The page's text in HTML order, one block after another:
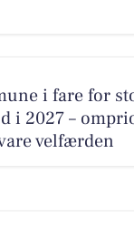
i fare for
i 2027 –
velfærden